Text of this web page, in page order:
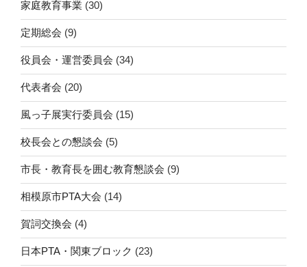
家庭教育事業 (30)
定期総会 (9)
役員会・運営委員会 (34)
代表者会 (20)
風っ子展実行委員会 (15)
校長会との懇談会 (5)
市長・教育長を囲む教育懇談会 (9)
相模原市PTA大会 (14)
賀詞交換会 (4)
日本PTA・関東ブロック (23)